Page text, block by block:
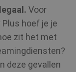
Voor
hoef je je
zit het met
deze gevallen